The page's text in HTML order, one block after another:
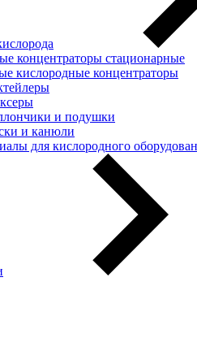
концентраторы стационарные
кислородные концентраторы
и подушки
и канюли
для кислородного